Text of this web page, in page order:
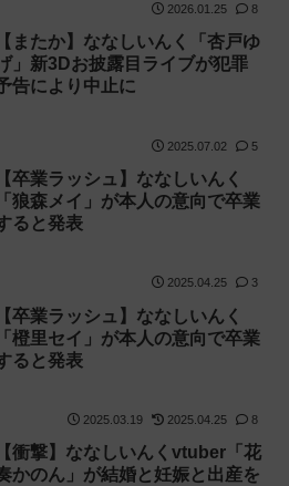
2026.01.25 8
【またか】ななしいんく「杏戸ゆ
」新3Dお披露目ライブが犯罪
告により中止に
2025.07.02 5
【卒業ラッシュ】ななしいんく
「狼森メイ」が本人の意向で卒業
ると発表
2025.04.25 3
【卒業ラッシュ】ななしいんく
「橙里セイ」が本人の意向で卒業
ると発表
2025.03.19 2025.04.25 8
【衝撃】ななしいんくvtuber「花
かのん」が結婚と妊娠と出産を